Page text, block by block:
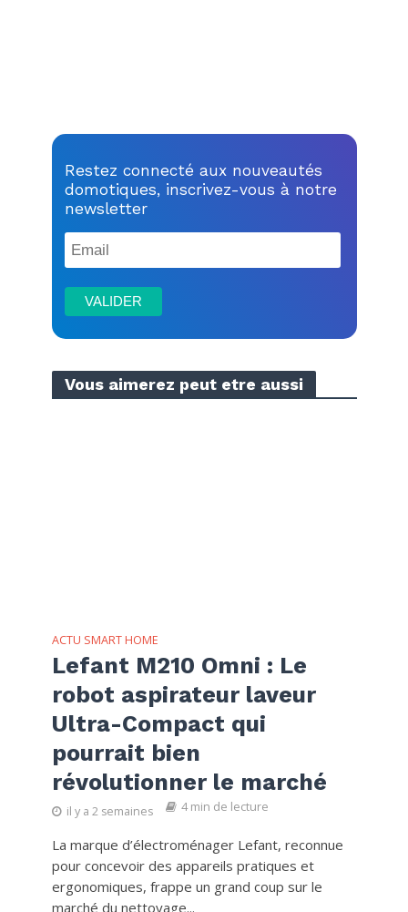
Restez connecté aux nouveautés
domotiques, inscrivez-vous à notre
newsletter
Vous aimerez peut etre aussi
ACTU SMART HOME
Lefant M210 Omni : Le
robot aspirateur laveur
Ultra-Compact qui
pourrait bien
révolutionner le marché
il y a 2 semaines 4 min de lecture
La marque d’électroménager Lefant, reconnue
pour concevoir des appareils pratiques et
ergonomiques, frappe un grand coup sur le
marché du nettoyage...